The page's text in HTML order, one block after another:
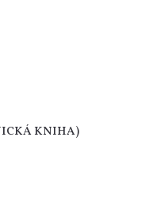
KNIHA)